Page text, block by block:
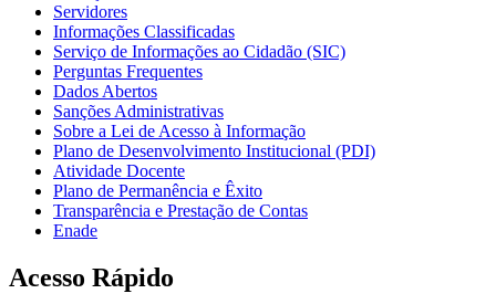
Servidores
Informações Classificadas
Serviço de Informações ao Cidadão (SIC)
Perguntas Frequentes
Dados Abertos
Sanções Administrativas
Sobre a Lei de Acesso à Informação
Plano de Desenvolvimento Institucional (PDI)
Atividade Docente
Plano de Permanência e Êxito
Transparência e Prestação de Contas
Enade
Acesso Rápido